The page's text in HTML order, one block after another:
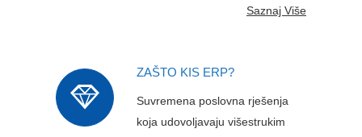
Saznaj Više
ZAŠTO KIS ERP?
Suvremena poslovna rješenja
koja udovoljavaju višestrukim